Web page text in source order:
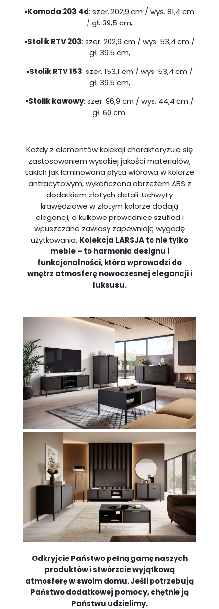
▪️Komoda 203 4d: szer. 202,9 cm / wys. 81,4 cm
/ gł. 39,5 cm,
▪️Stolik RTV 203: szer. 202,9 cm / wys. 53,4 cm /
gł. 39,5 cm,
▪️Stolik RTV 153: szer. 153,1 cm / wys. 53,4 cm /
gł. 39,5 cm,
▪️Stolik kawowy: szer. 96,9 cm / wys. 44,4 cm /
gł. 60 cm.
Każdy z elementów kolekcji charakteryzuje się
zastosowaniem wysokiej jakości materiałów,
takich jak laminowana płyta wiórowa w kolorze
antracytowym, wykończona obrzeżem ABS z
dodatkiem złotych detali. Uchwyty
krawędziowe w złotym kolorze dodają
elegancji, a kulkowe prowadnice szuflad i
wpuszczane zawiasy zapewniają wygodę
użytkowania. Kolekcja LARSJA to nie tylko
meble – to harmonia designu i
funkcjonalności, która wprowadzi do
wnętrz atmosferę nowoczesnej elegancji i
luksusu.
Odkryjcie Państwo pełną gamę naszych
produktów i stwórzcie wyjątkową
atmosferę w swoim domu.Jeśli potrzebują
Państwo dodatkowej pomocy, chętnie ją
Państwu udzielimy.